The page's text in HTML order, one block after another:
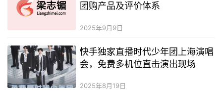
团购产品及评价体系
2025年9月9日
快手独家直播时代少年团上海演唱
会，免费多机位直击演出现场
2025年8月19日